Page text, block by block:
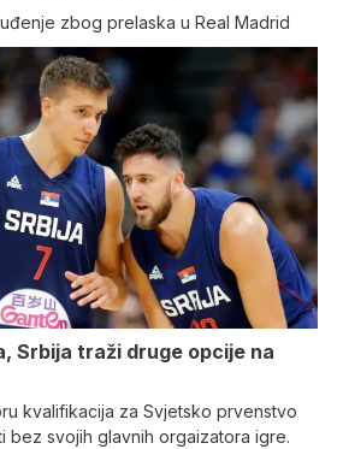
zbog prelaska u Real Madrid
Srbija traži druge opcije na
kvalifikacija za Svjetsko prvenstvo
bez svojih glavnih orgaizatora igre.